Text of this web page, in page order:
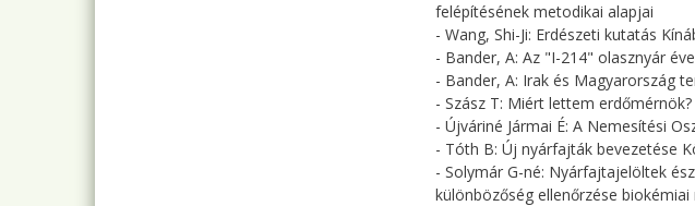
felépítésének metodikai alapjai
- Wang, Shi-Ji: Erdészeti kutatás
- Bander, A: Az "I-214" olasznyár
- Bander, A: Irak és Magyarország
- Szász T: Miért lettem erdőmérnök?
- Újváriné Jármai É: A Nemesítési
- Tóth B: Új nyárfajták bevezetése
- Solymár G-né: Nyárfajtajelöltek
különbözőség ellenőrzése biokémiai